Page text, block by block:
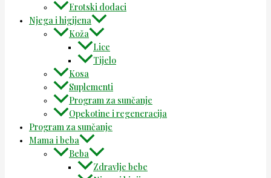
Erotski dodaci
Njega i higijena
Koža
Lice
Tijelo
Kosa
Suplementi
Program za sunčanje
Opekotine i regeneracija
Program za sunčanje
Mama i beba
Beba
Zdravlje bebe